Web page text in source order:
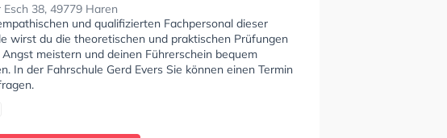
Esch 38, 49779 Haren
und qualifizierten Fachpersonal dieser
wirst du die theoretischen und praktischen Prüfungen
meistern und deinen Führerschein bequem
In der Fahrschule Gerd Evers Sie können einen Termin